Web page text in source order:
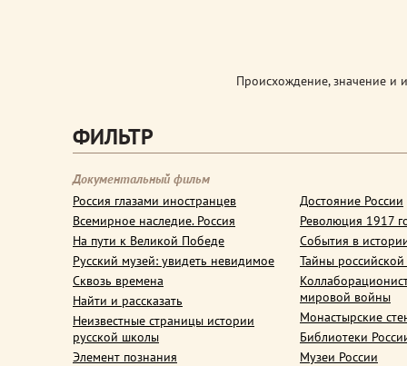
Происхождение, значение и
ФИЛЬТР
Документальный фильм
Россия глазами иностранцев
Всемирное наследие. Россия
На пути к Великой Победе
Русский музей: увидеть невидимое
Сквозь времена
Найти и рассказать
Неизвестные страницы истории
русской школы
Элемент познания
Достояние России
Революция 1917
События в
Тайны
мировой войны
Монастырские
Библиотеки
Музеи России